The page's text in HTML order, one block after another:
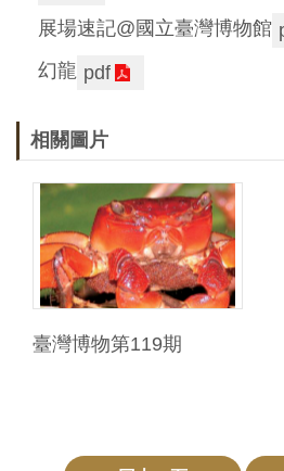
展場速記@國立臺灣博物館
幻龍 pdf
相關圖片
臺灣博物第119期